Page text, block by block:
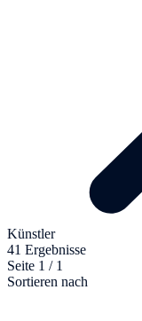
Künstler
41 Ergebnisse
Seite 1 / 1
Sortieren nach